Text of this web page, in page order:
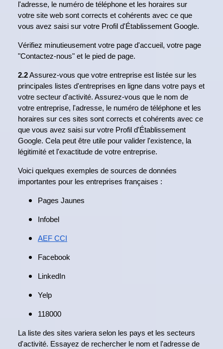
l'adresse, le numéro de téléphone et les horaires sur
votre site web sont corrects et cohérents avec ce que
vous avez saisi sur votre Profil d'Établissement Google.
Vérifiez minutieusement votre page d'accueil, votre page
"Contactez-nous" et le pied de page.
2.2Assurez-vous que votre entreprise est listée sur les
principales listes d'entreprises en ligne dans votre pays et
votre secteur d'activité. Assurez-vous que le nom de
votre entreprise, l'adresse, le numéro de téléphone et les
horaires sur ces sites sont corrects et cohérents avec ce
que vous avez saisi sur votre Profil d'Établissement
Google. Cela peut être utile pour valider l'existence, la
légitimité et l'exactitude de votre entreprise.
Voici quelques exemples de sources de données
importantes pour les entreprises françaises :
Pages Jaunes
Infobel
AEF CCI
Facebook
LinkedIn
Yelp
118000
La liste des sites variera selon les pays et les secteurs
d'activité. Essayez de rechercher le nom et l'adresse de